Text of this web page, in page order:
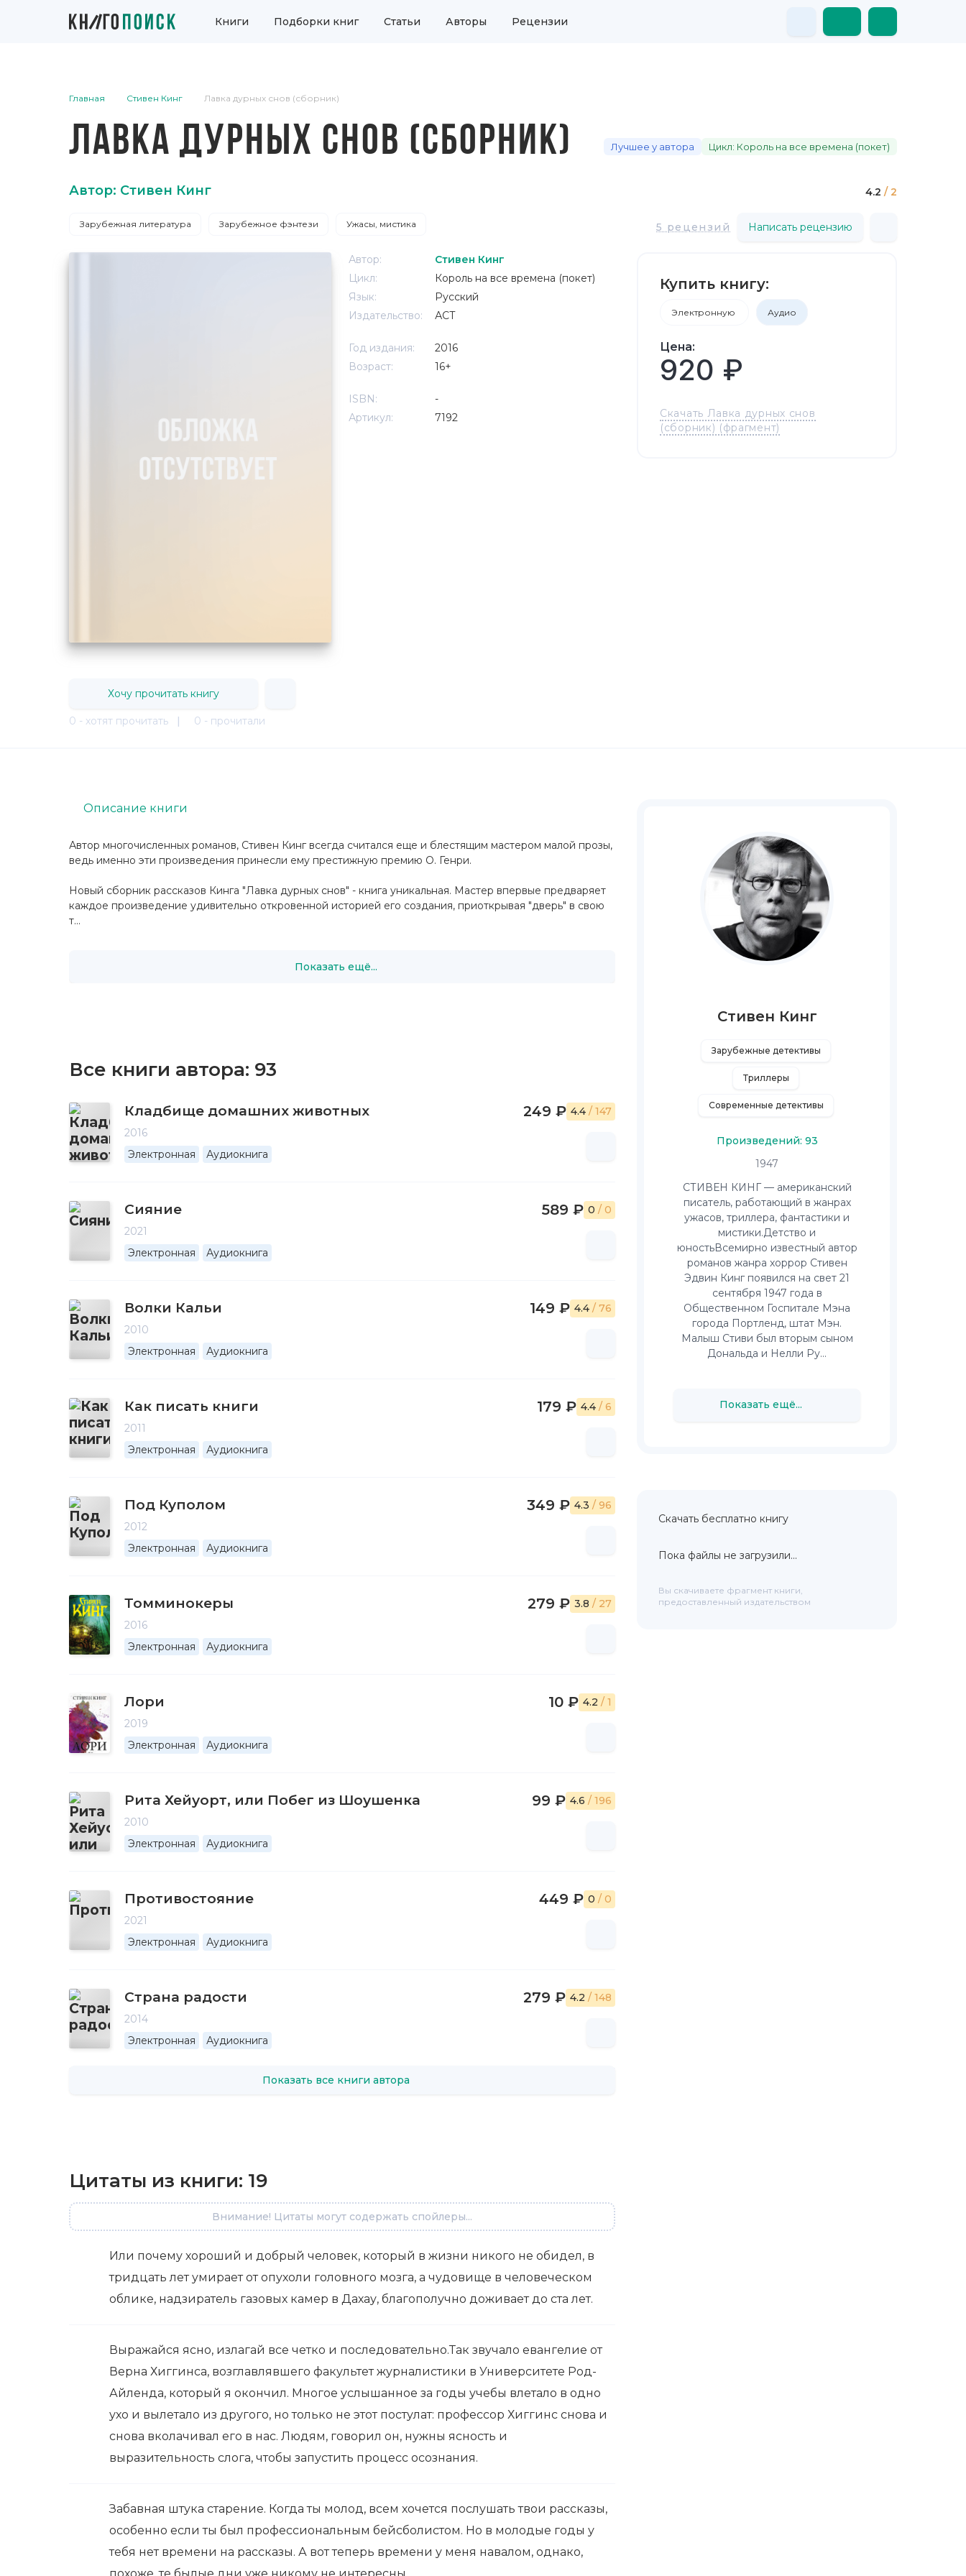
Книги Подборки книг Статьи Авторы Рецензии
Главная Стивен Кинг Лавка дурных снов (сборник)
ЛАВКА ДУРНЫХ СНОВ (СБОРНИК) Лучшее у автора Цикл: Король на все времена (покет)
Автор: Стивен Кинг 4.2 / 2
Зарубежная литература Зарубежное фэнтези Ужасы, мистика 5 рецензий Написать рецензию
Автор:
Стивен Кинг
Цикл:
Король на все времена (покет)
Язык:
Русский
Издательство:
АСТ
Год издания:
2016
Возраст:
16+
ISBN:
-
Артикул:
7192
Купить книгу:
Электронную Аудио
Цена:
920 ₽
Скачать Лавка дурных снов
(сборник) (фрагмент)
Хочу прочитать книгу
0 - хотят прочитать | 0 - прочитали
Автор многочисленных романов, Стивен Кинг всегда считался еще и блестящим мастером малой прозы,
ведь именно эти произведения принесли ему престижную премию О. Генри.
Новый сборник рассказов Кинга "Лавка дурных снов" - книга уникальная. Мастер впервые предваряет
каждое произведение удивительно откровенной историей его создания, приоткрывая "дверь" в свою
т...
Показать ещё...
Описание книги
Все книги автора: 93
Кладбище домашних животных
2016
Электронная
Аудиокнига
249 ₽ 4.4 / 147
Сияние
2021
Электронная
Аудиокнига
589 ₽ 0 / 0
Волки Кальи
2010
Электронная
Аудиокнига
149 ₽ 4.4 / 76
Как писать книги
2011
Электронная
Аудиокнига
179 ₽ 4.4 / 6
Под Куполом
2012
Электронная
Аудиокнига
349 ₽ 4.3 / 96
Томминокеры
2016
Электронная
Аудиокнига
279 ₽ 3.8 / 27
Лори
2019
Электронная
Аудиокнига
10 ₽ 4.2 / 1
Рита Хейуорт, или Побег из Шоушенка
2010
Электронная
Аудиокнига
99 ₽ 4.6 / 196
Противостояние
2021
Электронная
Аудиокнига
449 ₽ 0 / 0
Страна радости
2014
Электронная
Аудиокнига
279 ₽ 4.2 / 148
Показать все книги автора
Цитаты из книги: 19
Внимание! Цитаты могут содержать спойлеры...
Или почему хороший и добрый человек, который в жизни никого не обидел, в
тридцать лет умирает от опухоли головного мозга, а чудовище в человеческом
облике, надзиратель газовых камер в Дахау, благополучно доживает до ста лет.
Выражайся ясно, излагай все четко и последовательно.Так звучало евангелие от
Верна Хиггинса, возглавлявшего факультет журналистики в Университете Род-
Айленда, который я окончил. Многое услышанное за годы учебы влетало в одно
ухо и вылетало из другого, но только не этот постулат: профессор Хиггинс снова и
снова вколачивал его в нас. Людям, говорил он, нужны ясность и
выразительность слога, чтобы запустить процесс осознания.
Забавная штука старение. Когда ты молод, всем хочется послушать твои рассказы,
особенно если ты был профессиональным бейсболистом. Но в молодые годы у
тебя нет времени на рассказы. А вот теперь времени у меня навалом, однако,
Стивен Кинг
Зарубежные детективы
Триллеры
Современные детективы
Произведений: 93
1947
СТИВЕН КИНГ — американский
писатель, работающий в жанрах
ужасов, триллера, фантастики и
мистики.Детство и
юностьВсемирно известный автор
романов жанра хоррор Стивен
Эдвин Кинг появился на свет 21
сентября 1947 года в
Общественном Госпитале Мэна
города Портленд, штат Мэн.
Малыш Стиви был вторым сыном
Дональда и Нелли Ру...
Показать ещё...
Скачать бесплатно книгу
Пока файлы не загрузили...
Вы скачиваете фрагмент книги,
предоставленный издательством